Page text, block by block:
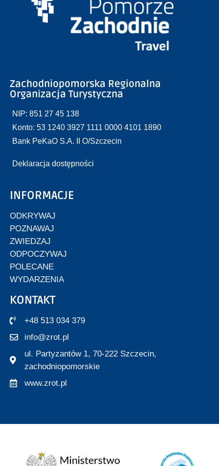
Zachodniopomorska Regionalna
Organizacja Turystyczna
NIP: 851 27 45 138
Konto: 53 1240 3927 1111 0000 4101 1890
Bank PeKaO S.A. II O/Szczecin
Deklaracja dostępności
INFORMACJE
ODKRYWAJ
POZNAWAJ
ZWIEDZAJ
ODPOCZYWAJ
POLECANE
WYDARZENIA
KONTAKT
+48 513 034 379
info@zrot.pl
ul. Partyzantów 1, 70-222 Szczecin,
zachodniopomorskie
www.zrot.pl